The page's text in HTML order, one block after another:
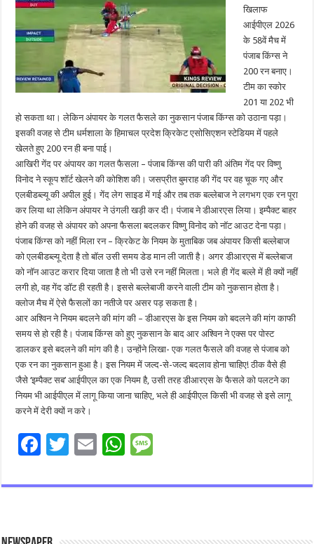
खिलाफ
आईपीएल 2026
के 58वें मैच में
पंजाब किंग्स ने
200 रन बनाए।
टीम का स्कोर
201 या 202 भी
हो सकता था। लेकिन अंपायर के गलत फैसले का नुकसान पंजाब किंग्स को उठाना पड़ा।
इसकी वजह से टीम धर्मशाला के हिमाचल प्रदेश क्रिकेट एसोसिएशन स्टेडियम में पहले
खेलते हुए 200 रन ही बना पाई।
आखिरी गेंद पर अंपायर का गलत फैसला – पंजाब किंग्स की पारी की अंतिम गेंद पर विष्णु
विनोद ने स्कूप शॉर्ट खेलने की कोशिश की। जसप्रीत बुमराह की गेंद पर वह चूक गए और
एलबीडब्ल्यू की अपील हुई। गेंद लेग साइड में गई और तब तक बल्लेबाज ने लगभग एक रन पूरा
कर लिया था लेकिन अंपायर ने उंगली खड़ी कर दी। पंजाब ने डीआरएस लिया। इम्पैक्ट बाहर
होने की वजह से अंपायर को अपना फैसला बदलकर विष्णु विनोद को नॉट आउट देना पड़ा।
पंजाब किंग्स को नहीं मिला रन – क्रिकेट के नियम के मुताबिक जब अंपायर किसी बल्लेबाज
को एलबीडब्ल्यू देता है तो बॉल उसी समय डेड मान ली जाती है। अगर डीआरएस में बल्लेबाज
को नॉन आउट करार दिया जाता है तो भी उसे रन नहीं मिलता। भले ही गेंद बल्ले में ही क्यों नहीं
लगी हो, वह गेंद डॉट ही रहती है। इससे बल्लेबाजी करने वाली टीम को नुकसान होता है।
क्लोज मैच में ऐसे फैसलों का नतीजे पर असर पड़ सकता है।
आर अश्विन ने नियम बदलने की मांग की – डीआरएस के इस नियम को बदलने की मांग काफी
समय से हो रही है। पंजाब किंग्स को हुए नुकसान के बाद आर अश्विन ने एक्स पर पोस्ट
डालकर इसे बदलने की मांग की है। उन्होंने लिखा- एक गलत फैसले की वजह से पंजाब को
एक रन का नुकसान हुआ है। इस नियम में जल्द-से-जल्द बदलाव होना चाहिए! ठीक वैसे ही
जैसे ‘इम्पैक्ट सब’ आईपीएल का एक नियम है, उसी तरह डीआरएस के फैसले को पलटने का
नियम भी आईपीएल में लागू किया जाना चाहिए, भले ही आईपीएल किसी भी वजह से इसे लागू
करने में देरी क्यों न करे।
F
e
o
T
tt
E
ai
W
at
p
sa
e